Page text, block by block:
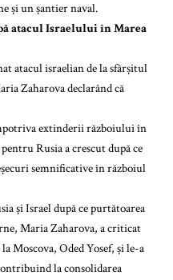
și un șantier naval.
atacul Israelului în Marea
atacul israelian de la sfârșitul
Zaharova declarând că
extinderii războiului în
Rusia a crescut după ce
semnificative în războiul
și Israel după ce purtătoarea
Maria Zaharova, a criticat
Moscova, Oded Yosef, și le-a
la consolidarea